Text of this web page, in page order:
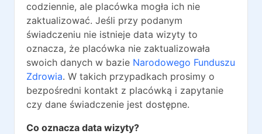
codziennie, ale placówka mogła ich nie
zaktualizować. Jeśli przy podanym
świadczeniu nie istnieje data wizyty to
oznacza, że placówka nie zaktualizowała
swoich danych w bazie Narodowego Funduszu
Zdrowia. W takich przypadkach prosimy o
bezpośredni kontakt z placówką i zapytanie
czy dane świadczenie jest dostępne.
Co oznacza data wizyty?